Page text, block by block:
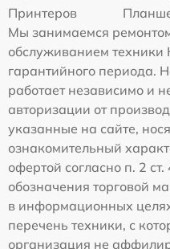
Принтеров
Мы занимаемся
обслуживанием техники
гарантийного периода.
работает независимо и
авторизации от
указанные на сайте,
ознакомительный
офертой согласно п. 2
обозначения торговой
в информационных
перечень техники, с
организация не